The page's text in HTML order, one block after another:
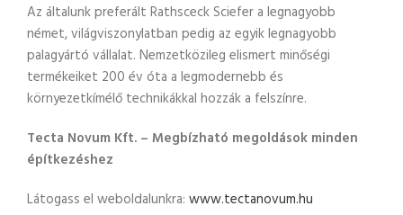
Az általunk preferált Rathsceck Sciefer a legnagyobb
német, világviszonylatban pedig az egyik legnagyobb
palagyártó vállalat. Nemzetközileg elismert minőségi
termékeiket 200 év óta a legmodernebb és
környezetkímélő technikákkal hozzák a felszínre.
Tecta Novum Kft. – Megbízható megoldások minden
építkezéshez
Látogass el weboldalunkra: www.tectanovum.hu